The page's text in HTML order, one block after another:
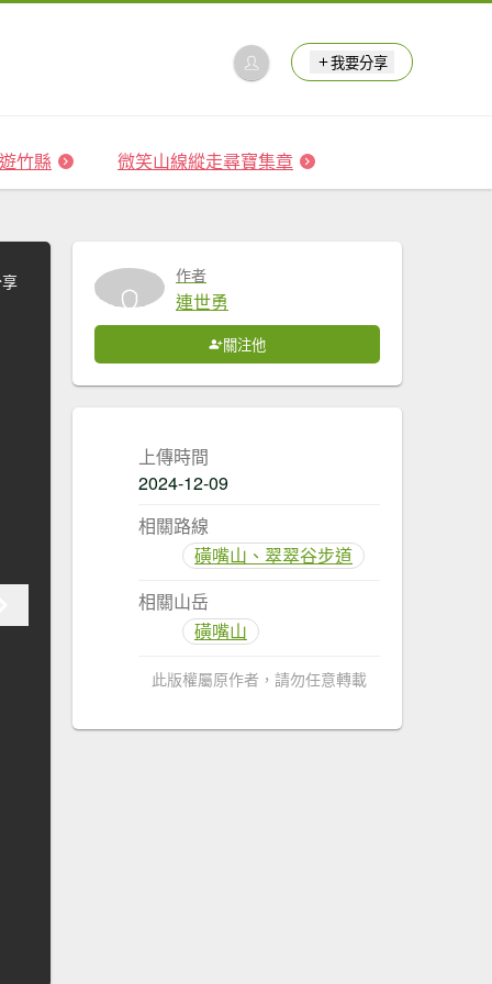
我要分享
竹縣 微笑山線縱走尋寶集章
作者
連世勇
關注他
上傳時間
2024-12-09
相關路線
磺嘴山、翠翠谷步道
相關山岳
磺嘴山
此版權屬原作者，請勿任意轉載